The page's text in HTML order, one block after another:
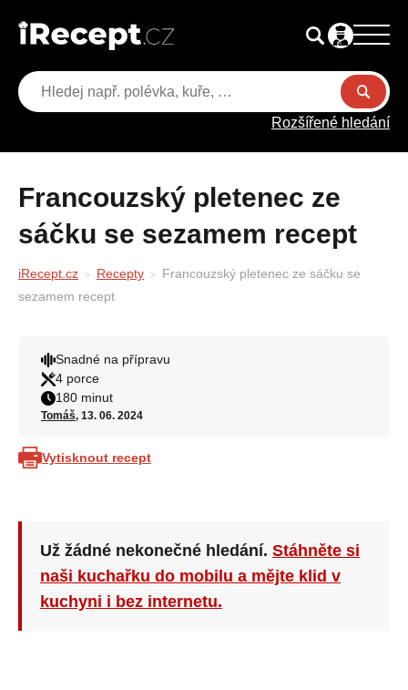
Rozšířené hledání
Francouzský pletenec ze
sáčku se sezamem recept
iRecept.cz Recepty
Francouzský pletenec ze sáčku se
sezamem recept
Snadné na přípravu
4 porce
180 minut
Tomáš, 13. 06. 2024
Vytisknout recept
Už žádné nekonečné hledání. Stáhněte si
naši kuchařku do mobilu a mějte klid v
kuchyni i bez internetu.